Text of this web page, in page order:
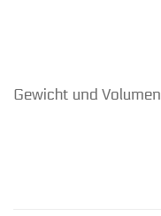
Gewicht und Volumen